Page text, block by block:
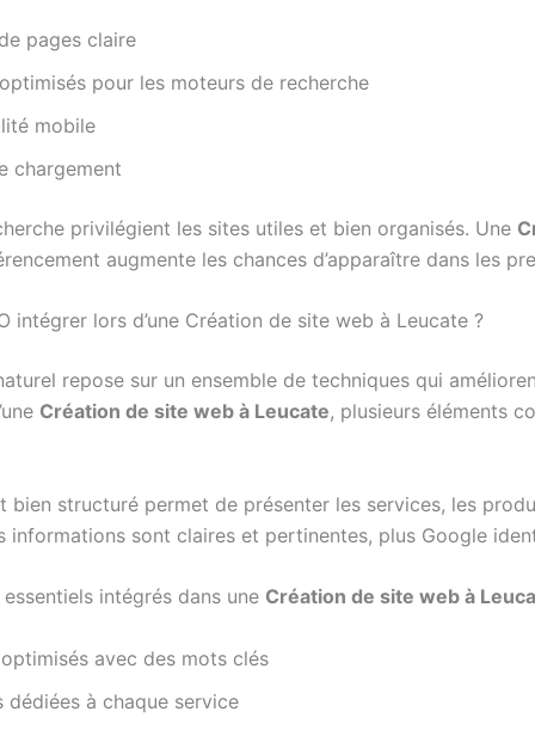
pages claire
pour les moteurs de recherche
mobile
chargement
privilégient les sites utiles et bien organisés. Une
augmente les chances d’apparaître dans les
intégrer lors d’une Création de site web à Leucate ?
repose sur un ensemble de techniques qui
Création de site web à Leucate, plusieurs éléments
bien structuré permet de présenter les services, les
informations sont claires et pertinentes, plus Google
intégrés dans une Création de site web à
avec des mots clés
dédiées à chaque service